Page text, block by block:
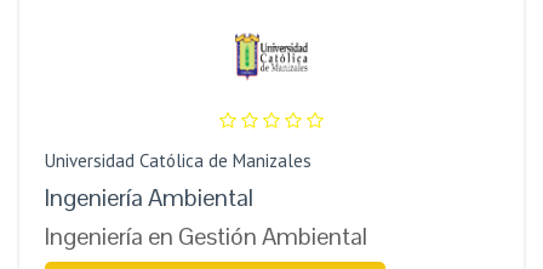
Universidad Católica de Manizales
Ingeniería Ambiental
Ingeniería en Gestión Ambiental